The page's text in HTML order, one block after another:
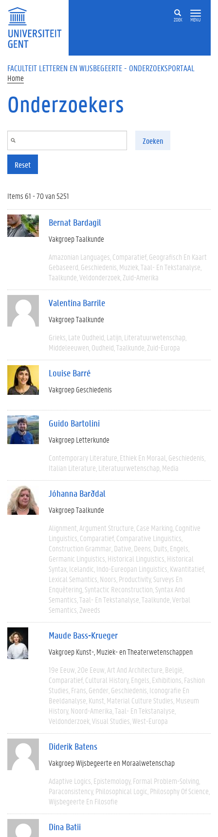
Overslaan en naar de inhoud gaan
ZOEK MENU
FACULTEIT LETTEREN EN WIJSBEGEERTE - ONDERZOEKSPORTAAL
Home
Onderzoekers
Zoeken
Reset
Items 61 - 70 van 5251
Bernat Bardagil
Vakgroep Taalkunde
Amazonian Languages Comparatief Geografisch En Kaart
Gebaseerd Geschiedenis Muziek Taal- En Tekstanalyse
Taalkunde Veldonderzoek Zuid-Amerika
Valentina Barrile
Vakgroep Taalkunde
Grieks Late Oudheid Latijn Literatuurwetenschap
Middeleeuwen Oudheid Taalkunde Zuid-Europa
Louise Barré
Vakgroep Geschiedenis
Guido Bartolini
Vakgroep Letterkunde
Contemporary Literature Ethiek En Moraal Geschiedenis
Italian Literature Literatuurwetenschap Media
Jóhanna Barðdal
Vakgroep Taalkunde
Alignment Argument Structure Case Marking Cognitive
Linguistics Comparatief Comparative Linguistics
Construction Grammar Dative Deens Duits Engels
Germanic Linguistics Historical Linguistics Historical
Syntax Icelandic Indo-Eureopan Linguistics Kwantitatief
Lexical Semantics Noors Productivity Surveys En
Enquêtering Syntactic Reconstruction Syntax And
Semantics Taal- En Tekstanalyse Taalkunde Verbal
Semantics Zweeds
Maude Bass-Krueger
Vakgroep Kunst-, Muziek- en Theaterwetenschappen
19e Eeuw 20e Eeuw Art And Architecture België
Comparatief Cultural History Engels Exhibitions Fashion
Studies Frans Gender Geschiedenis Iconografie En
Beeldanalyse Kunst Material Culture Studies Museum
History Noord-Amerika Taal- En Tekstanalyse
Veldonderzoek Visual Studies West-Europa
Diderik Batens
Vakgroep Wijsbegeerte en Moraalwetenschap
Adaptive Logics Epistemology Formal Problem-Solving
Paraconsistency Philosophical Logic Philosophy Of Science
Wijsbegeerte En Filosofie
Dina Batii